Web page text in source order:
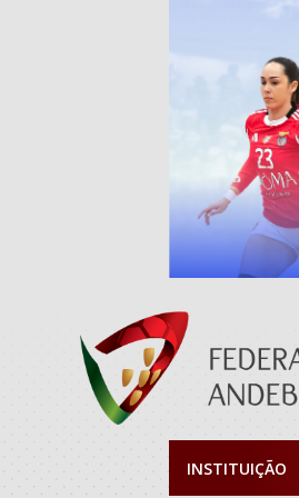
INSTITUIÇÃO